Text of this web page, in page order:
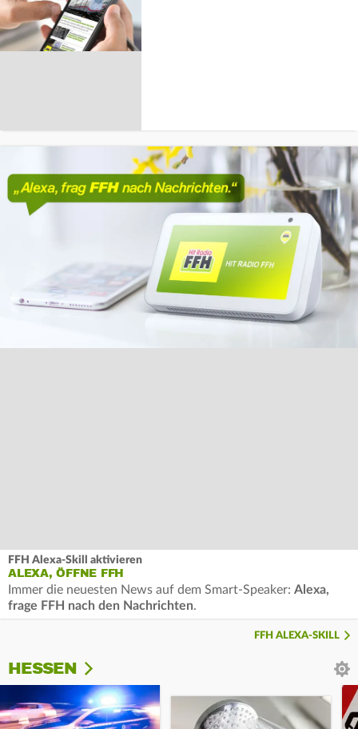
FFH Alexa-Skill aktivieren
ALEXA, ÖFFNE FFH
Immer die neuesten News auf dem Smart-Speaker: Alexa,
frage FFH nach den Nachrichten.
FFH ALEXA-SKILL
HESSEN